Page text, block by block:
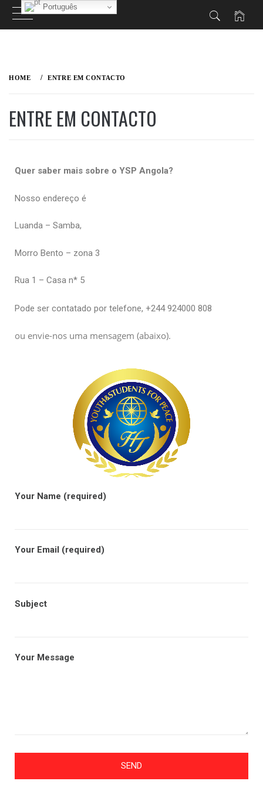
HOME ENTRE EM CONTACTO
ENTRE EM CONTACTO
Quer saber mais sobre o YSP Angola?
Nosso endereço é
Luanda – Samba,
Morro Bento – zona 3
Rua 1 – Casa n* 5
Pode ser contatado por telefone, +244 924000 808
ou envie-nos uma mensagem (abaixo).
Your Name (required)
Your Email (required)
Subject
Your Message
Português